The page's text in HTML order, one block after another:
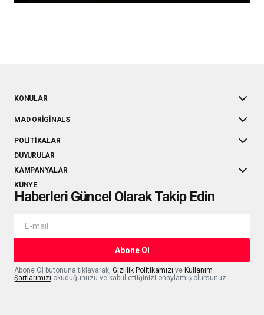
KONULAR
MAD ORIGINALS
POLITIKALAR
DUYURULAR
KAMPANYALAR
KÜNYE
Haberleri Güncel Olarak Takip Edin
Abone Ol
Abone Ol butonuna tıklayarak, Gizlilik Politikamızı ve Kullanım
Şartlarımızı okuduğunuzu ve kabul ettiğinizi onaylamış olursunuz.